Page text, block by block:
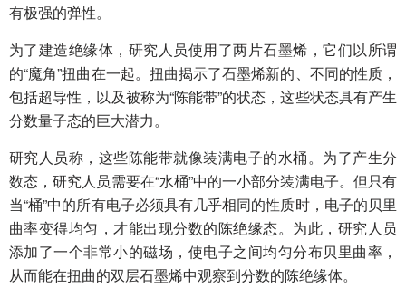
有极强的弹性。
为了建造绝缘体，研究人员使用了两片石墨烯，它们以所谓
的“魔角”扭曲在一起。扭曲揭示了石墨烯新的、不同的性质，
包括超导性，以及被称为“陈能带”的状态，这些状态具有产生
分数量子态的巨大潜力。
研究人员称，这些陈能带就像装满电子的水桶。为了产生分
数态，研究人员需要在“水桶”中的一小部分装满电子。但只有
当“桶”中的所有电子必须具有几乎相同的性质时，电子的贝里
曲率变得均匀，才能出现分数的陈绝缘态。为此，研究人员
添加了一个非常小的磁场，使电子之间均匀分布贝里曲率，
从而能在扭曲的双层石墨烯中观察到分数的陈绝缘体。